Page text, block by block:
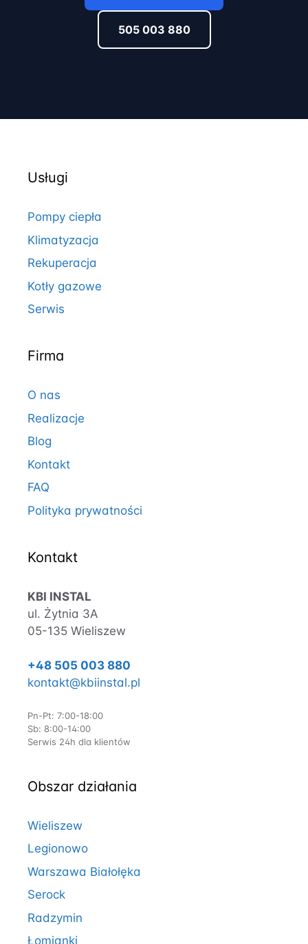
505 003 880
Usługi
Pompy ciepła
Klimatyzacja
Rekuperacja
Kotły gazowe
Serwis
Firma
O nas
Realizacje
Blog
Kontakt
FAQ
Polityka prywatności
Kontakt
KBI INSTAL
ul. Żytnia 3A
05-135 Wieliszew
+48 505 003 880
kontakt@kbiinstal.pl
Pn-Pt: 7:00-18:00
Sb: 8:00-14:00
Serwis 24h dla klientów
Obszar działania
Wieliszew
Legionowo
Warszawa Białołęka
Serock
Radzymin
Łomianki